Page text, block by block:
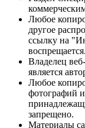
Любое
другое
ссылку на
воспрещается.
Владелец
является
Любое
фотографий
запрещено.
Материалы